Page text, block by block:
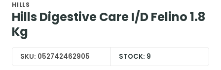
HILLS
Hills Digestive Care I/D Felino 1.8
Kg
SKU: 052742462905 STOCK: 9